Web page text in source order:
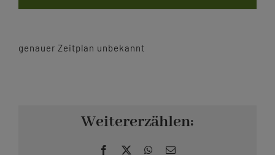
genauer Zeitplan unbekannt
Weitererzählen:
Facebook WhatsApp